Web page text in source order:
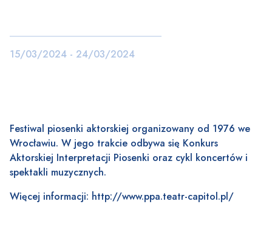
15/03/2024 - 24/03/2024
Festiwal piosenki aktorskiej organizowany od 1976 we
Wrocławiu. W jego trakcie odbywa się Konkurs
Aktorskiej Interpretacji Piosenki oraz cykl koncertów i
spektakli muzycznych.
Więcej informacji: http://www.ppa.teatr-capitol.pl/